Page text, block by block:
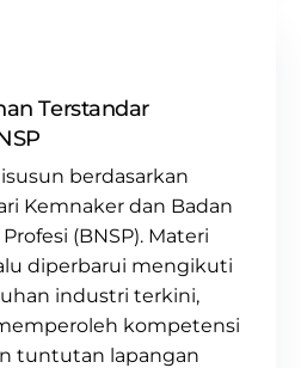
Terstandar
berdasarkan
Kemnaker dan Badan
(BNSP). Materi
diperbarui mengikuti
industri terkini,
kompetensi
tuntutan lapangan